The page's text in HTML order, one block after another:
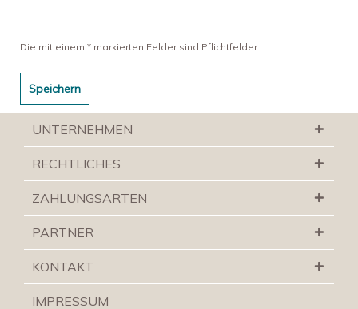
Die mit einem * markierten Felder sind Pflichtfelder.
Speichern
UNTERNEHMEN
RECHTLICHES
ZAHLUNGSARTEN
PARTNER
KONTAKT
IMPRESSUM